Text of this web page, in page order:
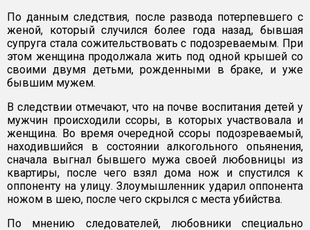
По данным следствия, после развода потерпевшего с
женой, который случился более года назад, бывшая
супруга стала сожительствовать с подозреваемым. При
этом женщина продолжала жить под одной крышей со
своими двумя детьми, рожденными в браке, и уже
бывшим мужем.
В следствии отмечают, что на почве воспитания детей у
мужчин происходили ссоры, в которых участвовала и
женщина. Во время очередной ссоры подозреваемый,
находившийся в состоянии алкогольного опьянения,
сначала выгнал бывшего мужа своей любовницы из
квартиры, после чего взял дома нож и спустился к
оппоненту на улицу. Злоумышленник ударил оппонента
ножом в шею, после чего скрылся с места убийства.
По мнению следователей, любовники специально